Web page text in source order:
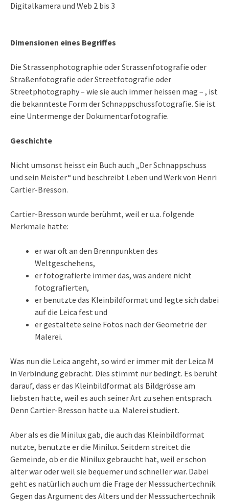
Digitalkamera und Web 2 bis 3
Dimensionen eines Begriffes
Die Strassenphotographie oder Strassenfotografie oder
Straßenfotografie oder Streetfotografie oder
Streetphotography – wie sie auch immer heissen mag – , ist
die bekannteste Form der Schnappschussfotografie. Sie ist
eine Untermenge der Dokumentarfotografie.
Geschichte
Nicht umsonst heisst ein Buch auch „Der Schnappschuss
und sein Meister“ und beschreibt Leben und Werk von Henri
Cartier-Bresson.
Cartier-Bresson wurde berühmt, weil er u.a. folgende
Merkmale hatte:
er war oft an den Brennpunkten des
Weltgeschehens,
er fotografierte immer das, was andere nicht
fotografierten,
er benutzte das Kleinbildformat und legte sich dabei
auf die Leica fest und
er gestaltete seine Fotos nach der Geometrie der
Malerei.
Was nun die Leica angeht, so wird er immer mit der Leica M
in Verbindung gebracht. Dies stimmt nur bedingt. Es beruht
darauf, dass er das Kleinbildformat als Bildgrösse am
liebsten hatte, weil es auch seiner Art zu sehen entsprach.
Denn Cartier-Bresson hatte u.a. Malerei studiert.
Aber als es die Minilux gab, die auch das Kleinbildformat
nutzte, benutzte er die Minilux. Seitdem streitet die
Gemeinde, ob er die Minilux gebraucht hat, weil er schon
älter war oder weil sie bequemer und schneller war. Dabei
geht es natürlich auch um die Frage der Messsuchertechnik.
Gegen das Argument des Alters und der Messsuchertechnik